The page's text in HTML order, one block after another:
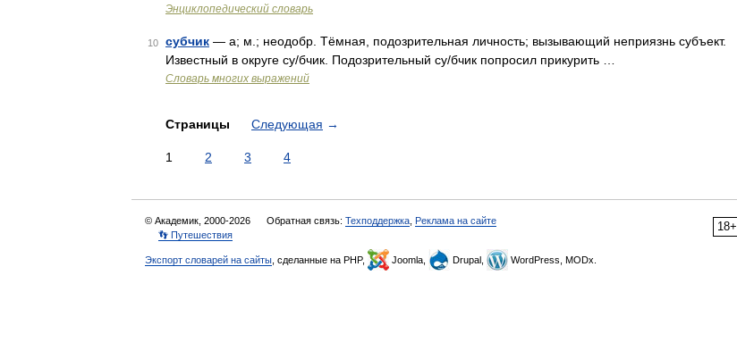
Энциклопедический словарь
10 субчик — а; м.; неодобр. Тёмная, подозрительная личность; вызывающий неприязнь субъект.
Известный в округе су/бчик. Подозрительный су/бчик попросил прикурить …
Словарь многих выражений
Страницы Следующая →
1 2 3 4
18+
© Академик, 2000-2026 Обратная связь: Техподдержка Реклама на сайте
👣 Путешествия
Экспорт словарей на сайты , сделанные на PHP, Joomla, Drupal, WordPress, MODx.